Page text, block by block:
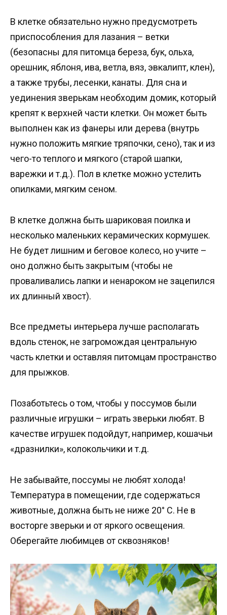
В клетке обязательно нужно предусмотреть
приспособления для лазания – ветки
(безопасны для питомца береза, бук, ольха,
орешник, яблоня, ива, ветла, вяз, эвкалипт, клен),
а также трубы, лесенки, канаты. Для сна и
уединения зверькам необходим домик, который
крепят к верхней части клетки. Он может быть
выполнен как из фанеры или дерева (внутрь
нужно положить мягкие тряпочки, сено), так и из
чего-то теплого и мягкого (старой шапки,
варежки и т.д.). Пол в клетке можно устелить
опилками, мягким сеном.
В клетке должна быть шариковая поилка и
несколько маленьких керамических кормушек.
Не будет лишним и беговое колесо, но учите –
оно должно быть закрытым (чтобы не
проваливались лапки и ненароком не зацепился
их длинный хвост).
Все предметы интерьера лучше располагать
вдоль стенок, не загромождая центральную
часть клетки и оставляя питомцам пространство
для прыжков.
Позаботьтесь о том, чтобы у поссумов были
различные игрушки – играть зверьки любят. В
качестве игрушек подойдут, например, кошачьи
«дразнилки», колокольчики и т.д.
Не забывайте, поссумы не любят холода!
Температура в помещении, где содержаться
животные, должна быть не ниже 20° С. Не в
восторге зверьки и от яркого освещения.
Оберегайте любимцев от сквозняков!